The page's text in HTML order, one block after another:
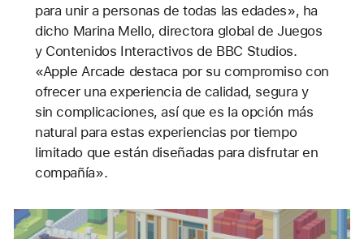
para unir a personas de todas las edades», ha
dicho Marina Mello, directora global de Juegos
y Contenidos Interactivos de BBC Studios.
«Apple Arcade destaca por su compromiso con
ofrecer una experiencia de calidad, segura y
sin complicaciones, así que es la opción más
natural para estas experiencias por tiempo
limitado que están diseñadas para disfrutar en
compañía».